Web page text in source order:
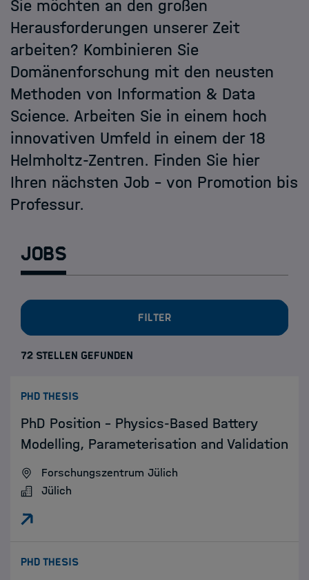
Sie möchten an den großen
Herausforderungen unserer Zeit
arbeiten? Kombinieren Sie
Domänenforschung mit den neusten
Methoden von Information & Data
Science. Arbeiten Sie in einem hoch
innovativen Umfeld in einem der 18
Helmholtz-Zentren. Finden Sie hier
Ihren nächsten Job – von Promotion bis
Professur.
Jobs
Filter
72 STELLEN GEFUNDEN
PHD THESIS:
PhD Position – Physics-Based Battery
Modelling, Parameterisation and Validation
Forschungszentrum Jülich
Jülich
PHD THESIS: